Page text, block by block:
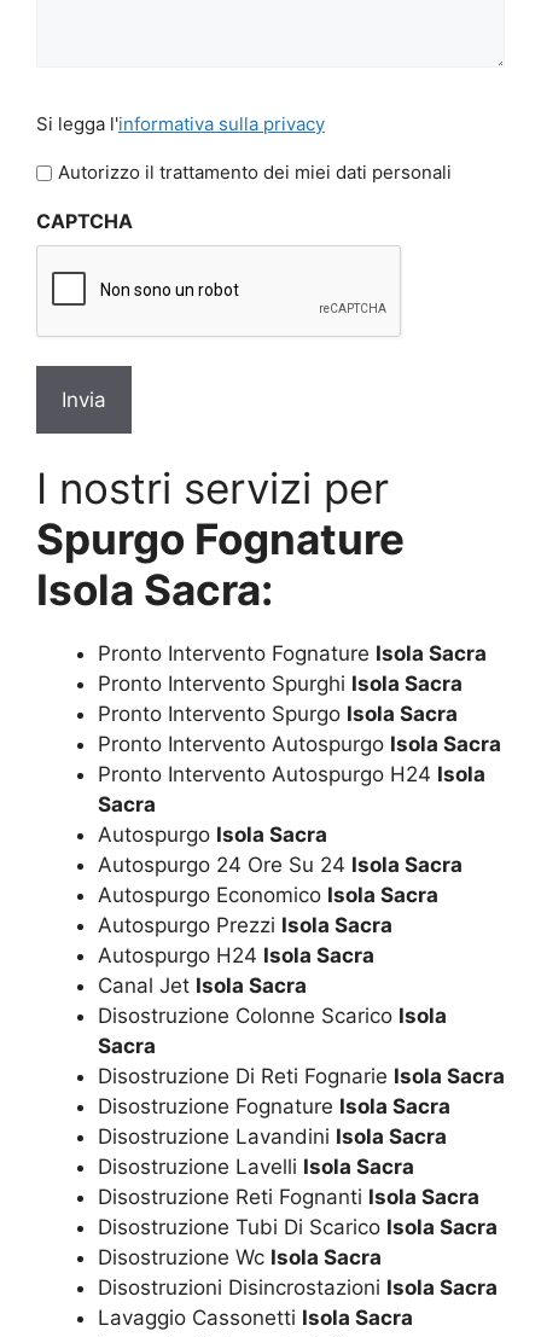
legga
l'informativa
privacy
Si legga l'informativa sulla privacy
Autorizzo il trattamento dei miei dati personali
CAPTCHA
I nostri servizi per
Spurgo Fognature
Isola Sacra:
Pronto Intervento Fognature Isola Sacra
Pronto Intervento Spurghi Isola Sacra
Pronto Intervento Spurgo Isola Sacra
Pronto Intervento Autospurgo Isola Sacra
Pronto Intervento Autospurgo H24 Isola
Sacra
Autospurgo Isola Sacra
Autospurgo 24 Ore Su 24 Isola Sacra
Autospurgo Economico Isola Sacra
Autospurgo Prezzi Isola Sacra
Autospurgo H24 Isola Sacra
Canal Jet Isola Sacra
Disostruzione Colonne Scarico Isola
Sacra
Disostruzione Di Reti Fognarie Isola Sacra
Disostruzione Fognature Isola Sacra
Disostruzione Lavandini Isola Sacra
Disostruzione Lavelli Isola Sacra
Disostruzione Reti Fognanti Isola Sacra
Disostruzione Tubi Di Scarico Isola Sacra
Disostruzione Wc Isola Sacra
Disostruzioni Disincrostazioni Isola Sacra
Lavaggio Cassonetti Isola Sacra